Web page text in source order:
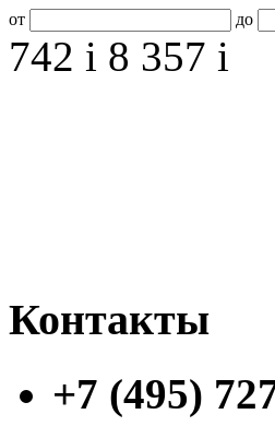
от до
742 i 8 357 i
Контакты
+7 (495)